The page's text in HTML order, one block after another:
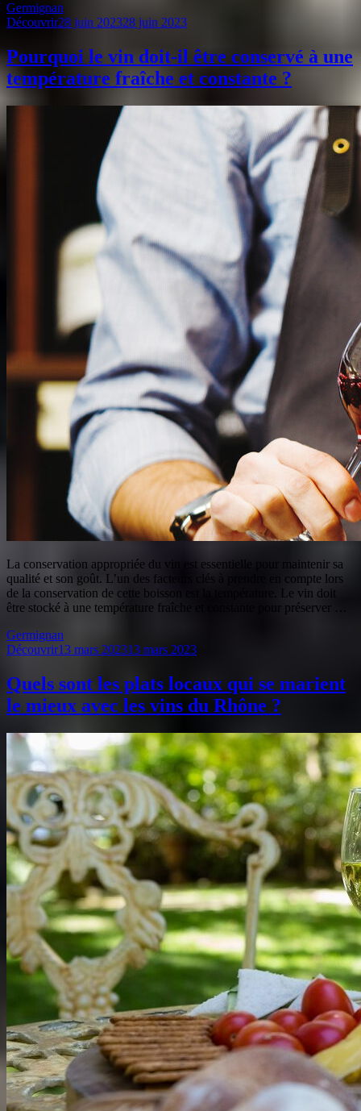
Germignan
Découvrir28 juin 202328 juin 2023
Pourquoi le vin doit-il être conservé à une
température fraîche et constante ?
La conservation appropriée du vin est essentielle pour maintenir sa
qualité et son goût. L’un des facteurs clés à prendre en compte lors
de la conservation de cette boisson est la température. Le vin doit
être stocké à une température fraîche et constante pour préserver …
Germignan
Découvrir13 mars 202313 mars 2023
Quels sont les plats locaux qui se marient
le mieux avec les vins du Rhône ?